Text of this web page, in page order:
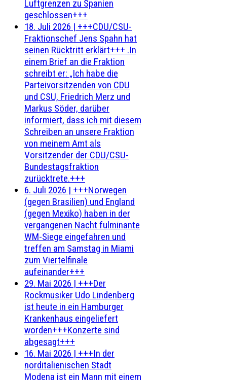
Luftgrenzen zu Spanien
geschlossen+++
18. Juli 2026 | +++CDU/CSU-
Fraktionschef Jens Spahn hat
seinen Rücktritt erklärt+++ .In
einem Brief an die Fraktion
schreibt er: „Ich habe die
Parteivorsitzenden von CDU
und CSU, Friedrich Merz und
Markus Söder, darüber
informiert, dass ich mit diesem
Schreiben an unsere Fraktion
von meinem Amt als
Vorsitzender der CDU/CSU-
Bundestagsfraktion
zurücktrete.+++
6. Juli 2026 | +++Norwegen
(gegen Brasilien) und England
(gegen Mexiko) haben in der
vergangenen Nacht fulminante
WM-Siege eingefahren und
treffen am Samstag in Miami
zum Viertelfinale
aufeinander+++
29. Mai 2026 | +++Der
Rockmusiker Udo Lindenberg
ist heute in ein Hamburger
Krankenhaus eingeliefert
worden+++Konzerte sind
abgesagt+++
16. Mai 2026 | +++In der
norditalienischen Stadt
Modena ist ein Mann mit einem